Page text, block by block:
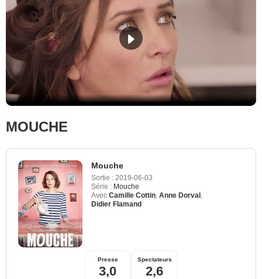
MOUCHE
Mouche
Sortie : 2019-06-03
Série : Mouche
Avec Camille Cottin, Anne Dorval ,
Didier Flamand
Presse
3,0
Spectateurs
2,6